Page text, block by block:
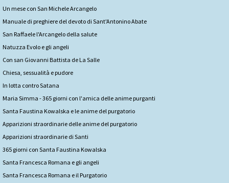
Un mese con San Michele Arcangelo
Manuale di preghiere del devoto di Sant'Antonino Abate
San Raffaele l'Arcangelo della salute
Natuzza Evolo e gli angeli
Con san Giovanni Battista de La Salle
Chiesa, sessualità e pudore
In lotta contro Satana
Maria Simma - 365 giorni con l'amica delle anime purganti
Santa Faustina Kowalska e le anime del purgatorio
Apparizioni straordinarie delle anime del purgatorio
Apparizioni straordinarie di Santi
365 giorni con Santa Faustina Kowalska
Santa Francesca Romana e gli angeli
Santa Francesca Romana e il Purgatorio